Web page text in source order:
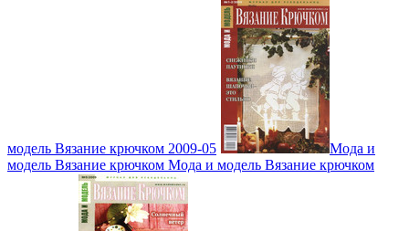
модель Вязание крючком 2009-05
Мода и
модель Вязание крючком Мода и модель Вязание крючком